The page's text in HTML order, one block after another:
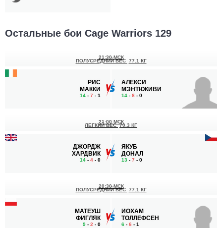
Остальные бои Cage Warriors 129
РИС
МАККИ
14 - 7 - 1
21:30 МСК
ПОЛУСРЕДНИЙ ВЕС 77.1 КГ
АЛЕКСИ
МЭНТЮКИВИ
14 - 8 - 0
ДЖОРДЖ
ХАРДВИК
14 - 4 - 0
21:00 МСК
ЛЕГКИЙ ВЕС 70.3 КГ
ЯКУБ
ДОНАЛ
13 - 7 - 0
МАТЕУШ
ФИГЛЯК
9 - 2 - 0
20:30 МСК
ПОЛУСРЕДНИЙ ВЕС 77.1 КГ
ИОХАМ
ТОЛЛЕФСЕН
6 - 6 - 1